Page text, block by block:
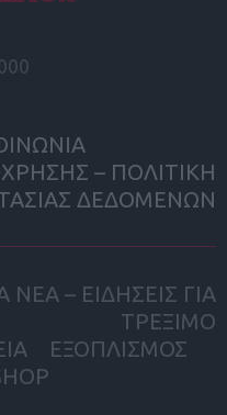
– ΠΟΛΙΤΙΚΗ
ΔΕΔΟΜΕΝΩΝ
ΝΕΑ – ΕΙΔΗΣΕΙΣ ΓΙΑ
ΤΡΕΞΙΜΟ
ΕΞΟΠΛΙΣΜΟΣ